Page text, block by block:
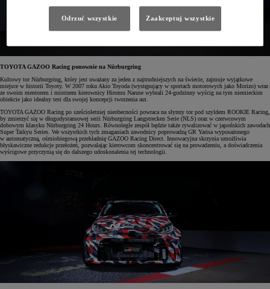
TOYOTA GAZOO Racing ponownie na Nürburgring
Kultowy tor Nürburgring, który jest uważany za jeden z najtrudniejszych na świecie, zajmuje wyjątkowe
miejsce w historii Toyoty. W 2007 roku Akio Toyoda (występujący w sportach motorowych jako Morizo) wraz
ze swoim mentorem i mistrzem kierownicy Hiromu Naruse wybrali 24-godzinny wyścig na tym niemieckim
obiekcie jako idealny test dla swojej koncepcji tworzenia aut.
TOYOTA GAZOO Racing po sześcioletniej nieobecności powraca na słynny tor pod szyldem ROOKIE Racing,
by zmierzyć się w długodystansowej serii Nürburgring Langstrecken Serie (NLS) oraz w czerwcowym
dobowym klasyku Nürburgring 24 Hours. Równolegle zespół będzie także rywalizować w japońskich zawodach
Super Taikyu Series. We wszystkich tych zmaganiach zawodnicy poprowadzą GR Yarisa wyposażonego
w automatyczną, ośmiobiegową przekładnię GAZOO Racing Direct. Innowacyjna skrzynia umożliwia
błyskawiczne redukcje przełożeń, pozwalając kierowcom skoncentrować się na prowadzeniu, a doświadczenia
wyścigowe przyczynią się do dalszego udoskonalenia tej technologii.
Odrzuć wszystkie Zaakceptuj wszystkie